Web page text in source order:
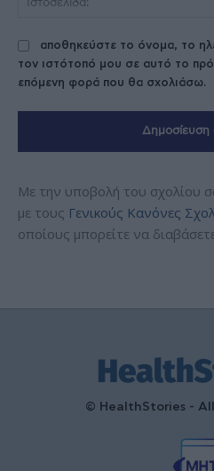
αποθηκεύστε το όνομα, το
τον ιστότοπό μου σε αυτό το
επόμενη φορά που θα σχολιάσω.
Με την υποβολή του σχολίου
με τους Γενικούς Κανόνες
οποίους μπορείτε να
© HealthStories -